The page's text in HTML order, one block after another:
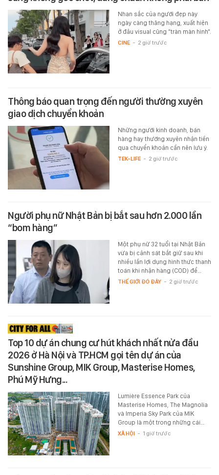
Nhan sắc của người đẹp này
ngày càng thăng hạng, xuất hiện
ở đâu visual cũng "tràn màn hình".
CINE - 2 giờ trước
Thông báo quan trọng đến người thường xuyên
giao dịch chuyển khoản
Những người kinh doanh, bán
hàng hay thường xuyên nhận tiền
qua chuyển khoản cần nên lưu ý.
TEK-LIFE - 2 giờ trước
Người phụ nữ Nhật Bản bị bắt sau hơn 2.000 lần
“bom hàng”
Một phụ nữ 32 tuổi tại Nhật Bản
vừa bị cảnh sát bắt giữ sau khi
nhiều lần lợi dụng hình thức thanh
toán khi nhận hàng (COD) để…
THẾ GIỚI ĐÓ ĐÂY - 2 giờ trước
Top 10 dự án chung cư hút khách nhất nửa đầu
2026 ở Hà Nội và TP.HCM gọi tên dự án của
Sunshine Group, MIK Group, Masterise Homes,
Phú Mỹ Hưng...
Lumière Essence Park của
Masterise Homes, The Magnolia
và Imperia Sky Park của MIK
Group là một trong những cái…
XÃ HỘI - 1 giờ trước